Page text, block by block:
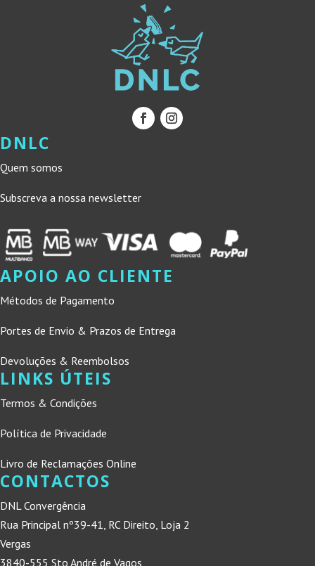
DNLC
Quem somos
Subscreva a nossa newsletter
APOIO AO CLIENTE
Métodos de Pagamento
Portes de Envio & Prazos de Entrega
Devoluções & Reembolsos
LINKS ÚTEIS
Termos & Condições
Política de Privacidade
Livro de Reclamações Online
CONTACTOS
DNL Convergência
Rua Principal nº39-41, RC Direito, Loja 2
Vergas
3840-555 Sto André de Vagos